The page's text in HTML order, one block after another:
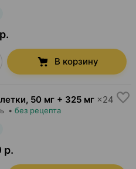
В корзину
, 50 мг + 325 мг ×24
• без рецепта
р.